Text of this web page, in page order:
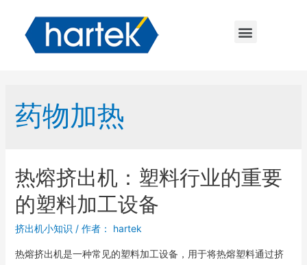
药物加热
热熔挤出机：塑料行业的重要
的塑料加工设备
挤出机小知识 / 作者： hartek
热熔挤出机是一种常见的塑料加工设备，用于将热熔塑料通过挤